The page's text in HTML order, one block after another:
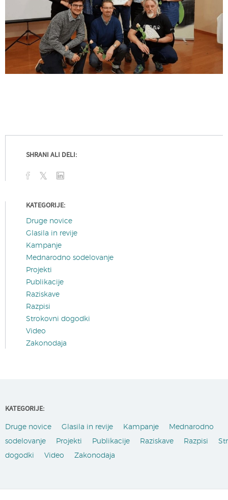
SHRANI ALI DELI:
KATEGORIJE:
Druge novice
Glasila in revije
Kampanje
Mednarodno sodelovanje
Projekti
Publikacije
Raziskave
Razpisi
Strokovni dogodki
Video
Zakonodaja
KATEGORIJE:
Druge novice Glasila in revije Kampanje
Mednarodno
sodelovanje
Projekti Publikacije Raziskave Razpisi
dogodki
Video Zakonodaja